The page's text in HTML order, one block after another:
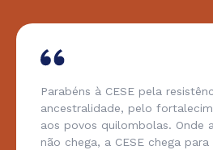
Parabéns à CESE pela
ancestralidade, pelo
aos povos quilombolas. Onde
não chega, a CESE chega